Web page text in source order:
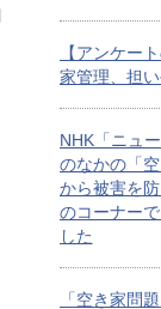
【アンケー
家管理、担
NHK「ニュー
のなかの「
から被害を防
のコーナー
した
「空き家問